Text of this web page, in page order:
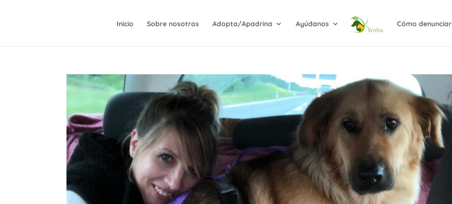
Inicio Sobre nosotros Adopta/Apadrina Ayúdanos Cómo denunciar